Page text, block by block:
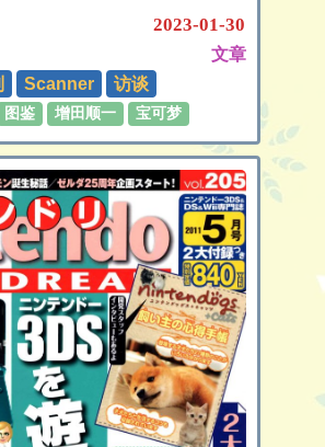
2023-01-30
文章
Scanner 访谈
图鉴 增田顺一 宝可梦